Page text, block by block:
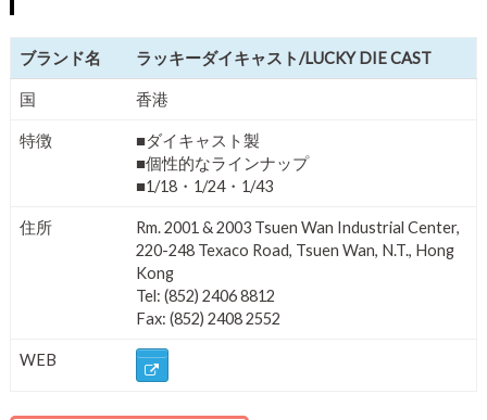
ブランド名 ラッキーダイキャスト/LUCKY DIE CAST
国 香港
特徴
■ダイキャスト製
■個性的なラインナップ
■1/18・1/24・1/43
住所
Rm. 2001 & 2003 Tsuen Wan Industrial Center,
220-248 Texaco Road, Tsuen Wan, N.T., Hong
Kong
Tel: (852) 2406 8812
Fax: (852) 2408 2552
WEB